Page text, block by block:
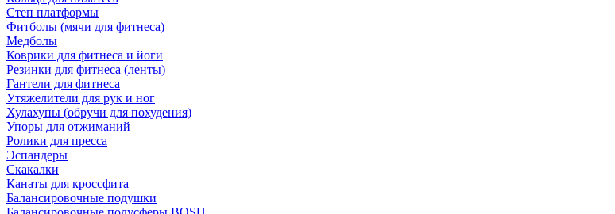
Степ платформы
Фитболы (мячи для фитнеса)
Медболы
Коврики для фитнеса и йоги
Резинки для фитнеса (ленты)
Гантели для фитнеса
Утяжелители для рук и ног
Хулахупы (обручи для похудения)
Упоры для отжиманий
Ролики для пресса
Эспандеры
Скакалки
Канаты для кроссфита
Балансировочные подушки